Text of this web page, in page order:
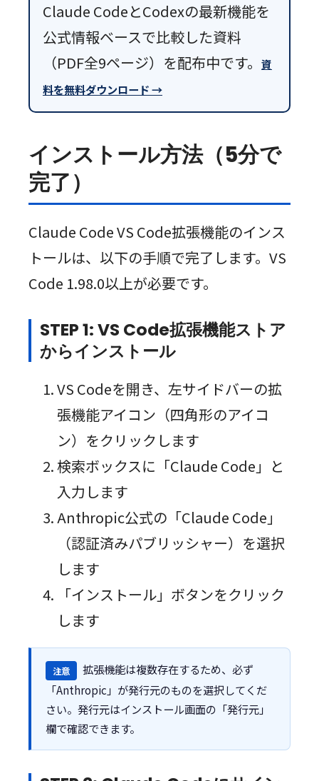
Claude CodeとCodexの最新機能を
公式情報ベースで比較した資料
（PDF全9ページ）を配布中です。 資
料を無料ダウンロード →
インストール方法（5分で
完了）
Claude Code VS Code拡張機能のインス
トールは、以下の手順で完了します。VS
Code 1.98.0以上が必要です。
STEP 1: VS Code拡張機能ストア
からインストール
VS Codeを開き、左サイドバーの拡
張機能アイコン（四角形のアイコ
ン）をクリックします
検索ボックスに「Claude Code」と
入力します
Anthropic公式の「Claude Code」
（認証済みパブリッシャー）を選択
します
「インストール」ボタンをクリック
します
注意
拡張機能は複数存在するため、必ず
「Anthropic」が発行元のものを選択してくだ
さい。発行元はインストール画面の「発行元」
欄で確認できます。